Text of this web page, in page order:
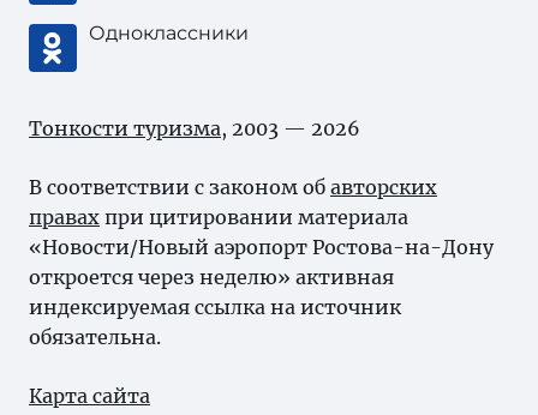
Одноклассники
Тонкости туризма, 2003 — 2026
В соответствии с законом об авторских
правах при цитировании материала
«Новости/Новый аэропорт Ростова-на-Дону
откроется через неделю» активная
индексируемая ссылка на источник
обязательна.
Карта сайта